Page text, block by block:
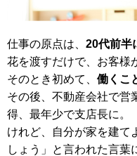
仕事の原点は、 20代前半
花を渡すだけで、お客様
そのとき初めて、 働くこ
その後、不動産会社で営
得、最年少で支店長に。
けれど、自分が家を建て
しょう」と言われた言葉